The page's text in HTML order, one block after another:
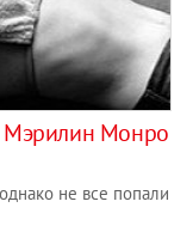
Мэрилин Монро
не все попали